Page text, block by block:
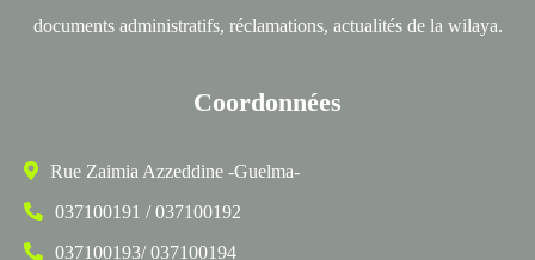
documents administratifs, réclamations, actualités de la wilaya.
Coordonnées
Rue Zaimia Azzeddine -Guelma-
037100191 / 037100192
037100193/ 037100194